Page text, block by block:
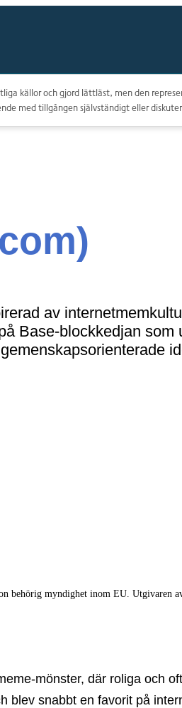
källor och gjord lättläst, men den
med tillgången självständigt eller
av
Base-blockkedjan
behörig myndighet inom EU. Utgivaren
mönster, där roliga och
blev snabbt en favorit på